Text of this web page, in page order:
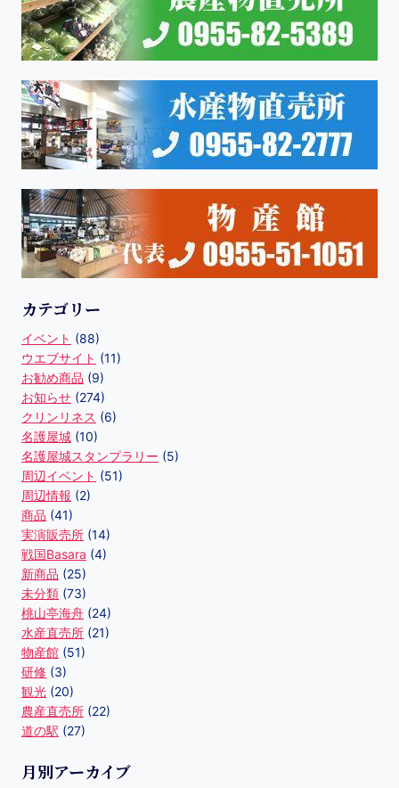
カテゴリー
イベント (88)
ウエブサイト (11)
お勧め商品 (9)
お知らせ (274)
クリンリネス (6)
名護屋城 (10)
名護屋城スタンプラリー (5)
周辺イベント (51)
周辺情報 (2)
商品 (41)
実演販売所 (14)
戦国Basara (4)
新商品 (25)
未分類 (73)
桃山亭海舟 (24)
水産直売所 (21)
物産館 (51)
研修 (3)
観光 (20)
農産直売所 (22)
道の駅 (27)
月別アーカイブ